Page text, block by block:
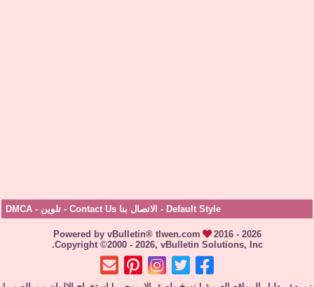
Default Style
- الاتصال بنا Contact Us - تلوين -
DMCA
Powered by vBulletin® tlwen.com
2016 - 2026
Copyright ©2000 - 2026, vBulletin Solutions, Inc.